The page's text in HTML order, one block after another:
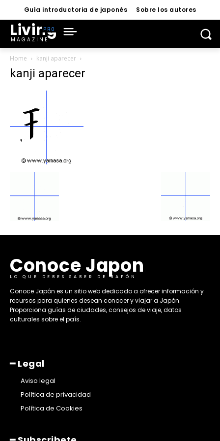
Guía introductoria de japonés Sobre los autores
Living
MAGAZINE
Home kanji aparecer
kanji aparecer
Conoce Japon
LO QUE DEBES SABER DE JAPÓN
​Conoce Japón es un sitio web dedicado a ofrecer información y
recursos para quienes desean conocer y viajar a Japón.
Proporciona guías de ciudades, consejos de viaje, datos
culturales sobre el país. ​
━ Legal
Aviso legal
Política de privacidad
Política de Cookies